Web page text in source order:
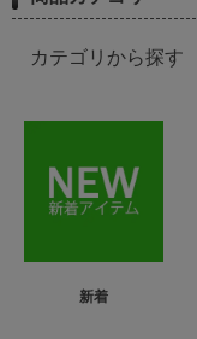
カテゴリから探す
新着